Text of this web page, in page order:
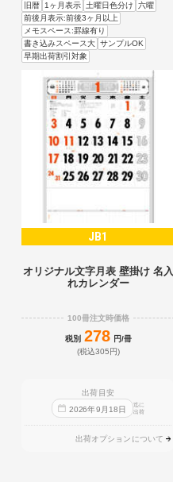
旧暦 1ヶ月表示 土曜日色分け
六曜
前後月表示:前後3ヶ月以上
メモスペース:罫線有り
書き込みスペース大 サンプルOK
早期出荷割引対象
JB1
オリジナル文字月表 壁掛け 名入
れカレンダー
100冊注文時価格
税別 278 円/冊
(税込305円)
出荷目安
2026年9 月 18 日
迄に
出荷
出荷オプションについて